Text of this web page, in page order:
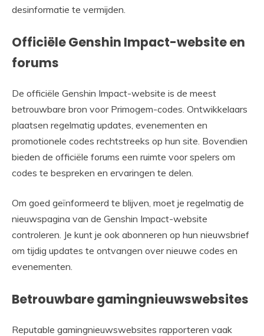
desinformatie te vermijden.
Officiële Genshin Impact-website en
forums
De officiële Genshin Impact-website is de meest
betrouwbare bron voor Primogem-codes. Ontwikkelaars
plaatsen regelmatig updates, evenementen en
promotionele codes rechtstreeks op hun site. Bovendien
bieden de officiële forums een ruimte voor spelers om
codes te bespreken en ervaringen te delen.
Om goed geïnformeerd te blijven, moet je regelmatig de
nieuwspagina van de Genshin Impact-website
controleren. Je kunt je ook abonneren op hun nieuwsbrief
om tijdig updates te ontvangen over nieuwe codes en
evenementen.
Betrouwbare gamingnieuwswebsites
Reputable gamingnieuwswebsites rapporteren vaak